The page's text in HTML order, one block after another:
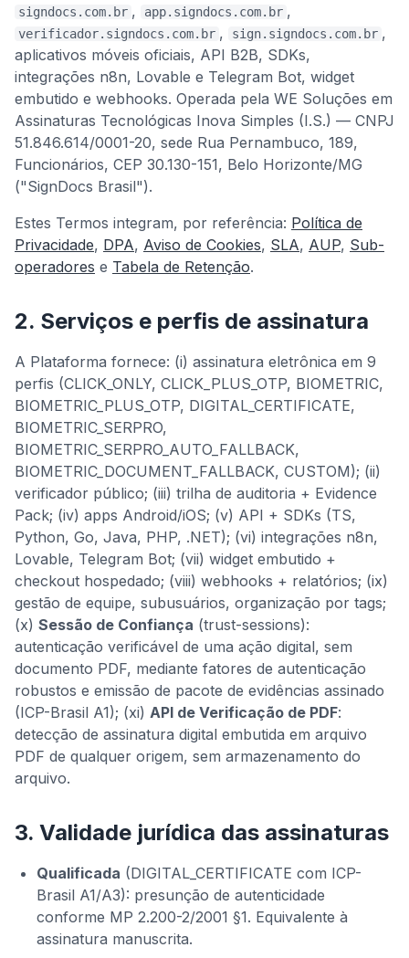
signdocs.com.br , app.signdocs.com.br ,
verificador.signdocs.com.br , sign.signdocs.com.br ,
aplicativos móveis oficiais, API B2B, SDKs,
integrações n8n, Lovable e Telegram Bot, widget
embutido e webhooks. Operada pela WE Soluções em
Assinaturas Tecnológicas Inova Simples (I.S.) — CNPJ
51.846.614/0001-20, sede Rua Pernambuco, 189,
Funcionários, CEP 30.130-151, Belo Horizonte/MG
("SignDocs Brasil").
Estes Termos integram, por referência: Política de
Privacidade, DPA, Aviso de Cookies, SLA, AUP, Sub-
operadores e Tabela de Retenção.
2. Serviços e perfis de assinatura
A Plataforma fornece: (i) assinatura eletrônica em 9
perfis (CLICK_ONLY, CLICK_PLUS_OTP, BIOMETRIC,
BIOMETRIC_PLUS_OTP, DIGITAL_CERTIFICATE,
BIOMETRIC_SERPRO,
BIOMETRIC_SERPRO_AUTO_FALLBACK,
BIOMETRIC_DOCUMENT_FALLBACK, CUSTOM); (ii)
verificador público; (iii) trilha de auditoria + Evidence
Pack; (iv) apps Android/iOS; (v) API + SDKs (TS,
Python, Go, Java, PHP, .NET); (vi) integrações n8n,
Lovable, Telegram Bot; (vii) widget embutido +
checkout hospedado; (viii) webhooks + relatórios; (ix)
gestão de equipe, subusuários, organização por tags;
(x) Sessão de Confiança (trust-sessions):
autenticação verificável de uma ação digital, sem
documento PDF, mediante fatores de autenticação
robustos e emissão de pacote de evidências assinado
(ICP-Brasil A1); (xi) API de Verificação de PDF:
detecção de assinatura digital embutida em arquivo
PDF de qualquer origem, sem armazenamento do
arquivo.
3. Validade jurídica das assinaturas
Qualificada (DIGITAL_CERTIFICATE com ICP-
Brasil A1/A3): presunção de autenticidade
conforme MP 2.200-2/2001 §1. Equivalente à
assinatura manuscrita.